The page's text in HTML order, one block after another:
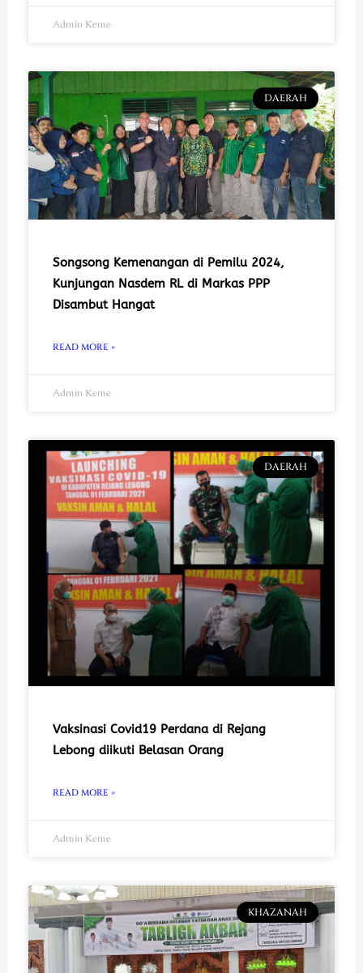
Admin Keme
DAERAH
Songsong Kemenangan di Pemilu 2024,
Kunjungan Nasdem RL di Markas PPP
Disambut Hangat
READ MORE »
Admin Keme
DAERAH
Vaksinasi Covid19 Perdana di Rejang
Lebong diikuti Belasan Orang
READ MORE »
Admin Keme
KHAZANAH